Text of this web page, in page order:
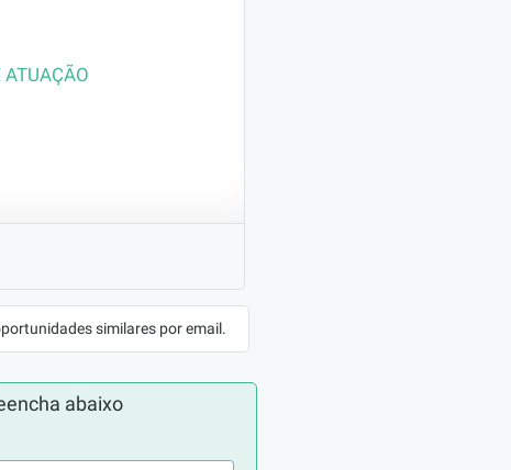
ATUAÇÃO
da
o material didático
Orientador
similares por email.
abaixo